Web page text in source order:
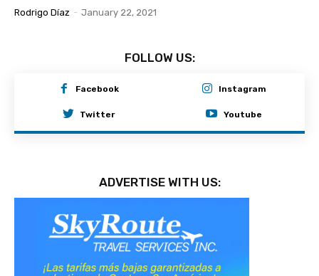
Rodrigo Díaz - January 22, 2021
FOLLOW US:
Facebook Instagram
Twitter Youtube
ADVERTISE WITH US: